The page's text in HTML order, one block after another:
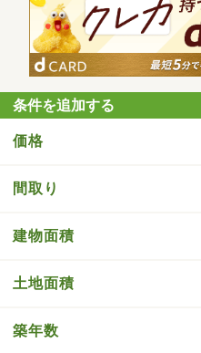
条件を追加する
価格
間取り
建物面積
土地面積
築年数